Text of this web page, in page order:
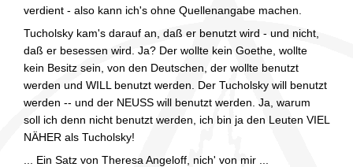
verdient - also kann ich's ohne Quellenangabe machen.
Tucholsky kam's darauf an, daß er benutzt wird - und nicht,
daß er besessen wird. Ja? Der wollte kein Goethe, wollte
kein Besitz sein, von den Deutschen, der wollte benutzt
werden und WILL benutzt werden. Der Tucholsky will benutzt
werden -- und der NEUSS will benutzt werden. Ja, warum
soll ich denn nicht benutzt werden, ich bin ja den Leuten VIEL
NÄHER als Tucholsky!
... Ein Satz von Theresa Angeloff, nich' von mir ...